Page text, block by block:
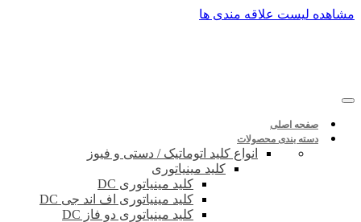
پرش
مشاهده لیست علاقه مندی ها
صفحه اصلی
دسته بندی محصولات
انواع کلید اتوماتیک / دستی و فیوز
کلید مینیاتوری
کلید مینیاتوری DC
کلید مینیاتوری اف اند جی DC
کلید مینیاتوری دو فاز DC